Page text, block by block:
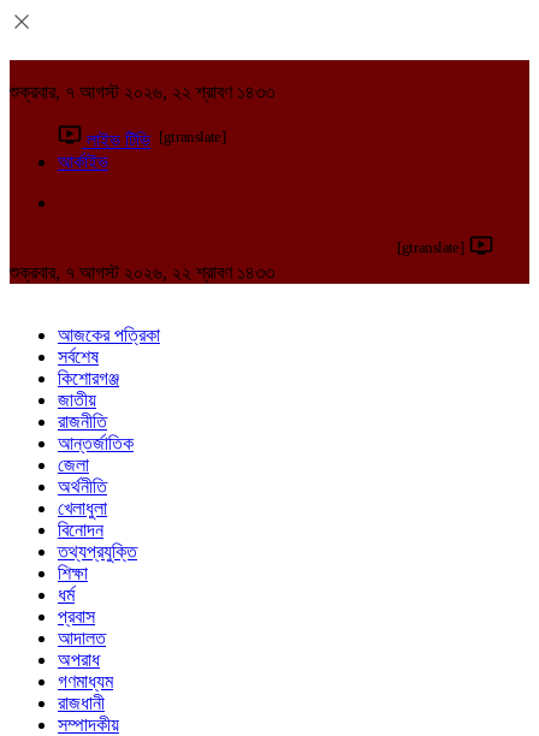
শুক্রবার, ৭ আগস্ট ২০২৬, ২২ শ্রাবণ ১৪৩৩
লাইভ টিভি [gtranslate]
আর্কাইভ
[gtranslate]
শুক্রবার, ৭ আগস্ট ২০২৬, ২২ শ্রাবণ ১৪৩৩
আজকের পত্রিকা
সর্বশেষ
কিশোরগঞ্জ
জাতীয়
রাজনীতি
আন্তর্জাতিক
জেলা
অর্থনীতি
খেলাধুলা
বিনোদন
তথ্যপ্রযুক্তি
শিক্ষা
ধর্ম
প্রবাস
আদালত
অপরাধ
গণমাধ্যম
রাজধানী
সম্পাদকীয়